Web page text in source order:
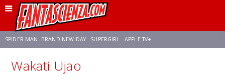
SPIDER-MAN: BRAND NEW DAY SUPERGIRL APPLE TV+
FRANCO RICCIARDIELLO ZENDAYA
Wakati Ujao